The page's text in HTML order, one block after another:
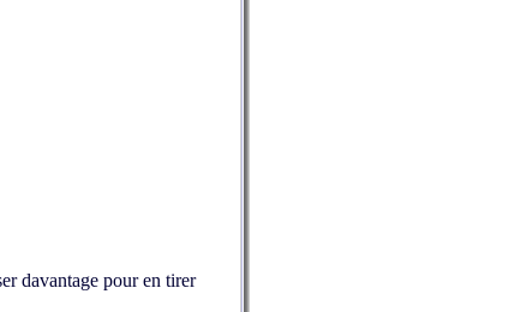
davantage pour en tirer